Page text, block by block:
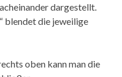
dargestellt.
blendet die jeweilige
oben kann man die